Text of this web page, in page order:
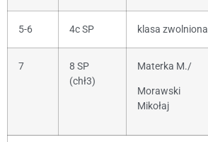
5-6 4c SP klasa zwolniona
7
8 SP
(chł3)
Materka M./
Morawski
Mikołaj